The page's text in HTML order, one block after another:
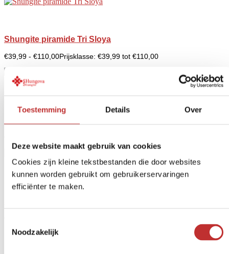
Toestemming Details Over
Deze website maakt gebruik van cookies
Cookies zijn kleine tekstbestanden die door websites
kunnen worden gebruikt om gebruikerservaringen
efficiënter te maken.
Noodzakelijk
Shungite piramide Tri Sloya
€39,99 - €110,00Prijsklasse: €39,99 tot €110,00
Gewaardeerd5.00op 5 gebaseerd op